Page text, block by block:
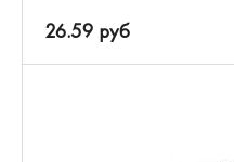
26.59 руб